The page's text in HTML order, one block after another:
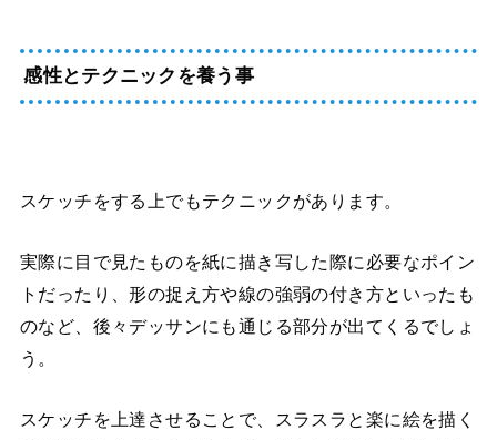
感性とテクニックを養う事
スケッチをする上でもテクニックがあります。
実際に目で見たものを紙に描き写した際に必要なポイン
トだったり、形の捉え方や線の強弱の付き方といったも
のなど、後々デッサンにも通じる部分が出てくるでしょ
う。
スケッチを上達させることで、スラスラと楽に絵を描く